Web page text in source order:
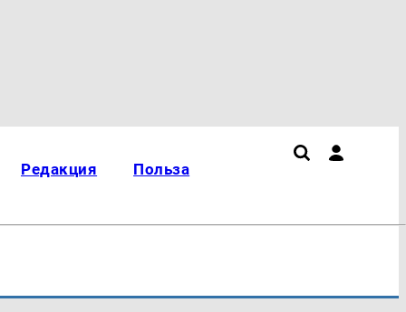
Редакция Польза